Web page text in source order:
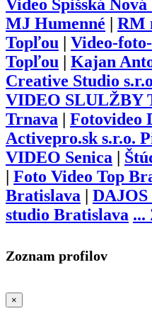
Video Spišská Nová
MJ Humenné
RM
Topľou
Video-
Topľou
Kajan
Creative Studio
VIDEO SLULŽBY
Trnava
Fotovideo
Activepro.sk s.r.o.
VIDEO Senica
Foto Video Top
Bratislava
studio Bratislava ...
Zoznam profilov
×